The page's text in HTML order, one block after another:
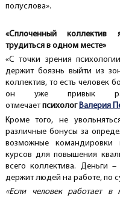
полуслова».
«Сплоченный коллектив
трудиться в одном месте»
«C точки зрения
держит боязнь выйти из
коллектив, то есть человек
он уже привык
отмечаетпсихологВалерия
Кроме того, не
различные бонусы за
возможные командировки
курсов для повышения
всего коллектива. Деньги
держит людей на работе, по
«Если человек работает в